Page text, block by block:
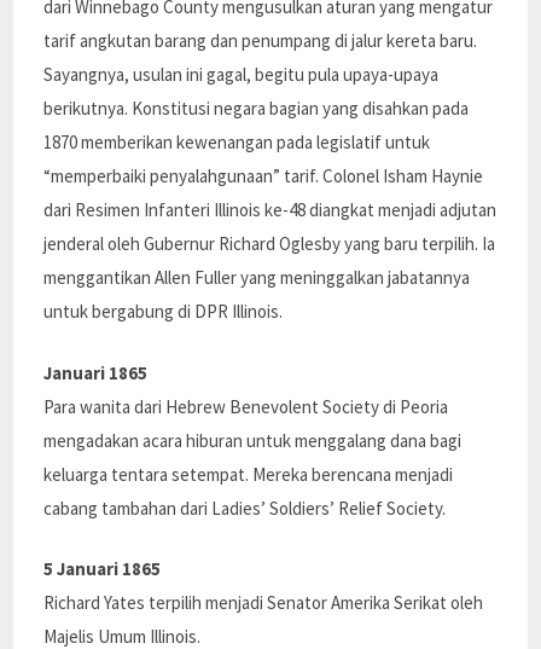
dari Winnebago County mengusulkan aturan yang mengatur
tarif angkutan barang dan penumpang di jalur kereta baru.
Sayangnya, usulan ini gagal, begitu pula upaya-upaya
berikutnya. Konstitusi negara bagian yang disahkan pada
1870 memberikan kewenangan pada legislatif untuk
“memperbaiki penyalahgunaan” tarif. Colonel Isham Haynie
dari Resimen Infanteri Illinois ke-48 diangkat menjadi adjutan
jenderal oleh Gubernur Richard Oglesby yang baru terpilih. Ia
menggantikan Allen Fuller yang meninggalkan jabatannya
untuk bergabung di DPR Illinois.
Januari 1865
Para wanita dari Hebrew Benevolent Society di Peoria
mengadakan acara hiburan untuk menggalang dana bagi
keluarga tentara setempat. Mereka berencana menjadi
cabang tambahan dari Ladies’ Soldiers’ Relief Society.
5 Januari 1865
Richard Yates terpilih menjadi Senator Amerika Serikat oleh
Majelis Umum Illinois.